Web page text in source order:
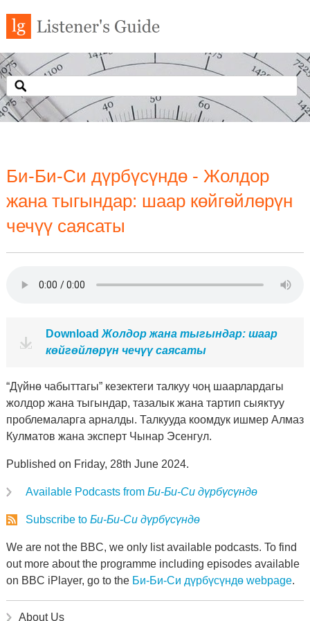
Би-Би-Си дүрбүсүндө - Жолдор
жана тыгындар: шаар көйгөйлөрүн
чечүү саясаты
Download Жолдор жана тыгындар: шаар
көйгөйлөрүн чечүү саясаты
“Дүйнө чабыттагы” кезектеги талкуу чоң шаарлардагы
жолдор жана тыгындар, тазалык жана тартип сыяктуу
проблемаларга арналды. Талкууда коомдук ишмер Алмаз
Кулматов жана эксперт Чынар Эсенгул.
Published on Friday, 28th June 2024.
Available Podcasts from Би-Би-Си дүрбүсүндө
Subscribe to Би-Би-Си дүрбүсүндө
We are not the BBC, we only list available podcasts. To find
out more about the programme including episodes available
on BBC iPlayer, go to the Би-Би-Си дүрбүсүндө webpage.
About Us